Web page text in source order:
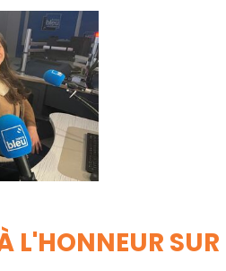
L'HONNEUR